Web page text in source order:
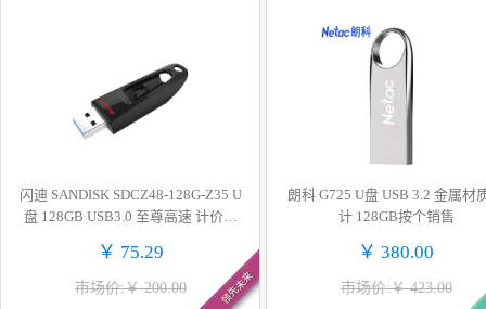
闪迪 SANDISK SDCZ48-128G-Z35 U
盘 128GB USB3.0 至尊高速 计价单
￥ 75.29
市场价:￥ 200.00 领先未来
朗科 G725 U盘 USB 3.2 金属材
计 128GB按个销售
￥ 380.00
市场价:￥ 423.00